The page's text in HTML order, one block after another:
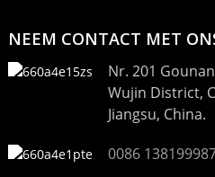
NEEM CONTACT MET
Nr. 201
Wujin District,
Jiangsu, China.
0086